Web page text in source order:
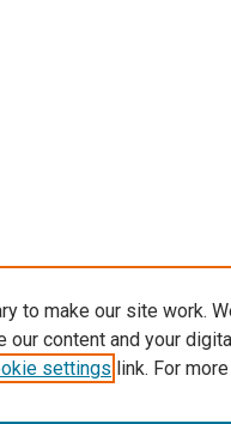
to make our site work.
content and your
settings link. For